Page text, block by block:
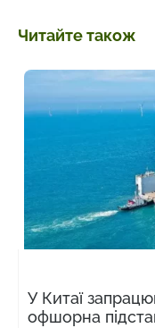
Читайте також
У Китаї
офшорна